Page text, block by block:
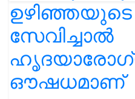
ഉഴിഞ്ഞയുടെ
സേവിച്ചാൽ
ഔഷധമാണ്